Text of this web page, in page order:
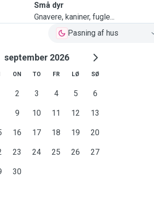
Små dyr
Gnavere, kaniner, fugle...
Pasning af hus
september 2026
ON TO FR LØ SØ
2 3 4 5 6
9 10 11 12 13
16 17 18 19 20
23 24 25 26 27
30